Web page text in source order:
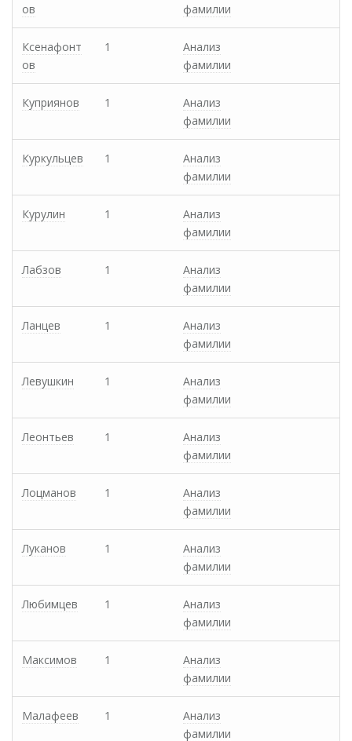
ов
фамилии
Ксенафонт
ов
1
Анализ
фамилии
Куприянов 1
Анализ
фамилии
Куркульцев 1
Анализ
фамилии
Курулин 1
Анализ
фамилии
Лабзов 1
Анализ
фамилии
Ланцев 1
Анализ
фамилии
Левушкин 1
Анализ
фамилии
Леонтьев 1
Анализ
фамилии
Лоцманов 1
Анализ
фамилии
Луканов 1
Анализ
фамилии
Любимцев 1
Анализ
фамилии
Максимов 1
Анализ
фамилии
Малафеев 1
Анализ
фамилии